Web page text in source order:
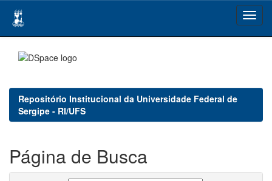
navigation
Repositório Institucional da Universidade Federal de
Sergipe - RI/UFS
Página de Busca